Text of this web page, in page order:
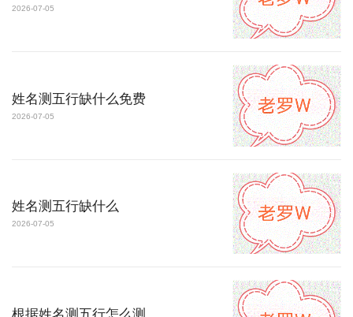
2026-07-05
姓名测五行缺什么免费
2026-07-05
姓名测五行缺什么
2026-07-05
根据姓名测五行怎么测